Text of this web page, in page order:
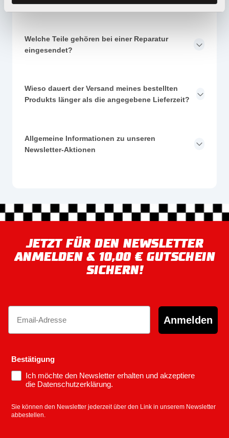
Welche Teile gehören bei einer Reparatur
eingesendet?
Wieso dauert der Versand meines bestellten
Produkts länger als die angegebene Lieferzeit?
Allgemeine Informationen zu unseren
Newsletter-Aktionen
JETZT FÜR DEN NEWSLETTER
ANMELDEN & 10,00 € GUTSCHEIN
SICHERN!
Email
Anmelden
Bestätigung
Ich möchte den Newsletter erhalten und akzeptiere
die Datenschutzerklärung.
Sie können den Newsletter jederzeit über den Link in unserem Newsletter
abbestellen.